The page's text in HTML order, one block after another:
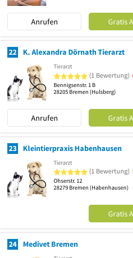
Anrufen Gratis
22 K. Alexandra Dörnath Tierarzt
Tierarzt
5 von 5 Sternen
(1 Bewertung)
Bennigsenstr. 1 B
28205 Bremen (Hulsberg)
Anrufen Gratis
23 Kleintierpraxis Habenhausen
Tierarzt
5 von 5 Sternen
(1 Bewertung)
Ohserstr. 12
28279 Bremen (Habenhausen)
Gratis
24 Medivet Bremen